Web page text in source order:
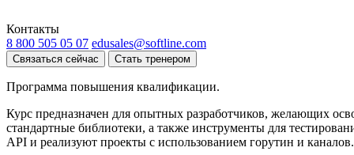
Контакты
8 800 505 05 07 edusales@softline.com
Связаться сейчас Стать тренером
Программа повышения квалификации.
Курс предназначен для опытных разработчиков, желающих
стандартные библиотеки, а также инструменты для
API и реализуют проекты с использованием горутин и каналов.